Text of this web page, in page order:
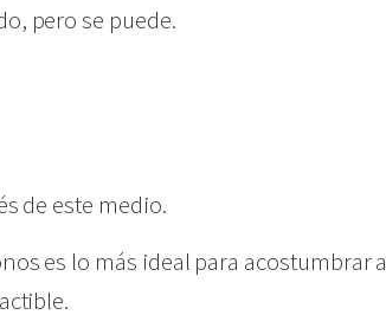
pero se puede.
de este medio.
es lo más ideal para acostumbrar a